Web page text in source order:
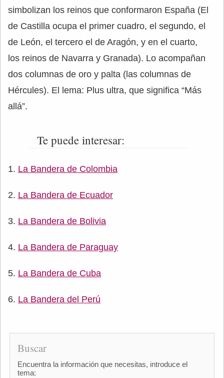
simbolizan los reinos que conformaron España (El
de Castilla ocupa el primer cuadro, el segundo, el
de León, el tercero el de Aragón, y en el cuarto,
los reinos de Navarra y Granada). Lo acompañan
dos columnas de oro y palta (las columnas de
Hércules). El lema: Plus ultra, que significa “Más
allá”.
Te puede interesar:
La Bandera de Colombia
La Bandera de Ecuador
La Bandera de Bolivia
La Bandera de Paraguay
La Bandera de Cuba
La Bandera del Perú
Buscar
Encuentra la información que necesitas, introduce el
tema: